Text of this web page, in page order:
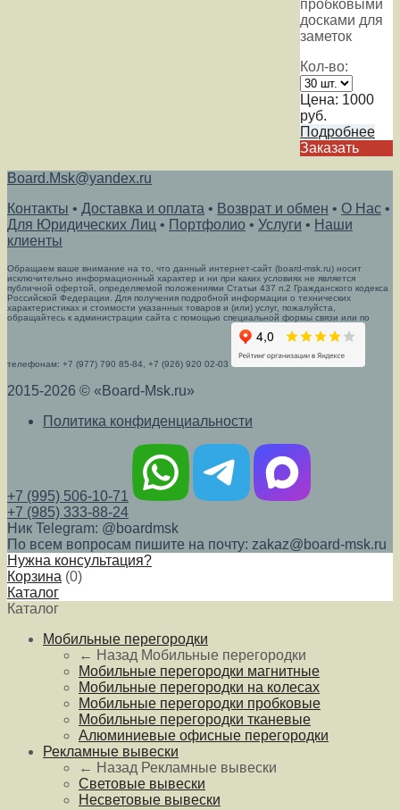
пробковыми
досками для
заметок
Кол-во:
Цена: 1000
руб.
Подробнее
Заказать
Board.Msk@yandex.ru
Контакты • Доставка и оплата • Возврат и обмен • О Нас •
Для Юридических Лиц • Портфолио • Услуги • Наши
клиенты
Обращаем ваше внимание на то, что данный интернет-сайт (board-msk.ru) носит
исключительно информационный характер и ни при каких условиях не является
публичной офертой, определяемой положениями Статьи 437 п.2 Гражданского кодекса
Российской Федерации. Для получения подробной информации о технических
характеристиках и стоимости указанных товаров и (или) услуг, пожалуйста,
обращайтесь к администрации сайта с помощью специальной формы связи или по
телефонам: +7 (977) 790 85-84, +7 (926) 920 02-03
2015-2026 © «Board-Msk.ru»
Политика конфиденциальности
+7 (995) 506-10-71
+7 (985) 333-88-24
Ник Telegram: @boardmsk
По всем вопросам пишите на почту: zakaz@board-msk.ru
Нужна консультация?
Корзина (0)
Каталог
Каталог
Мобильные перегородки
← Назад Мобильные перегородки
Мобильные перегородки магнитные
Мобильные перегородки на колесах
Мобильные перегородки пробковые
Мобильные перегородки тканевые
Алюминиевые офисные перегородки
Рекламные вывески
← Назад Рекламные вывески
Световые вывески
Несветовые вывески